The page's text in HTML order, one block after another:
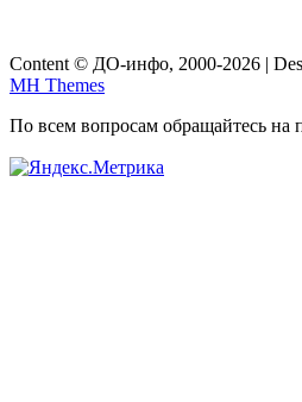
Content © ДО-инфо, 2000-2026 |
MH Themes
По всем вопросам обращайтесь на